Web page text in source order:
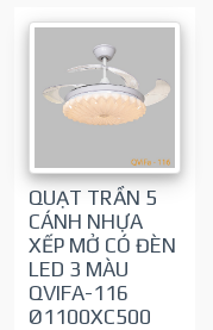
QUẠT TRẦN 5
CÁNH NHỰA
XẾP MỞ CÓ ĐÈN
LED 3 MÀU
QVIFA-116
Ø1100XC500